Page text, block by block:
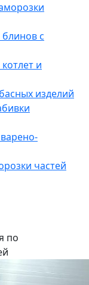
с
и
изделий
частей
по